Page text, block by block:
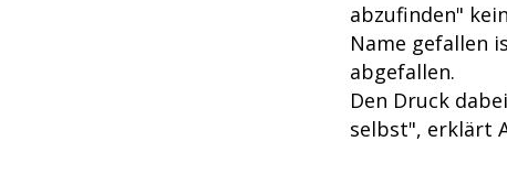
abzufinden"
Name gefallen
abgefallen.
Den Druck
selbst", erklärt